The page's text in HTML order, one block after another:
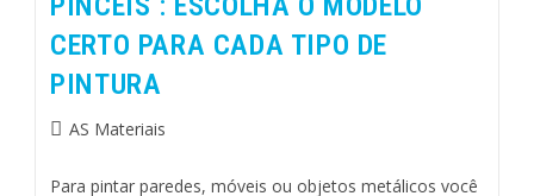
CERTO PARA CADA TIPO DE
PINTURA
AS Materiais
Para pintar paredes, móveis ou objetos metálicos você